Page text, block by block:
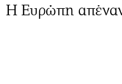
Η Ευρώπη